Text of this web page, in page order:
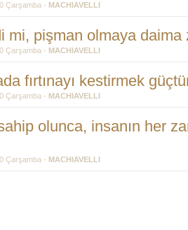
Çarşamba - MACHIAVELLI
mi, pişman olmaya daima
Çarşamba - MACHIAVELLI
fırtınayı kestirmek
Çarşamba - MACHIAVELLI
olunca, insanın her
Çarşamba - MACHIAVELLI